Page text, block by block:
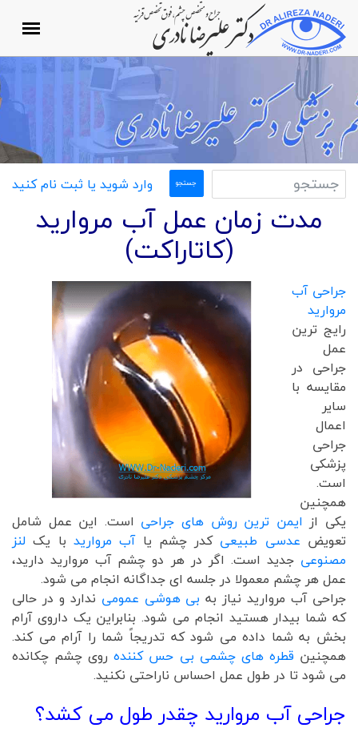
وارد شوید یا ثبت نام کنید
مدت زمان عمل آب مروارید
(کاتاراکت)
جراحی آب
مروارید
رایج ترین
عمل
جراحی در
مقایسه با
سایر
اعمال
جراحی
پزشکی
است.
همچنین
یکی از ایمن ترین روش های جراحی است. این عمل شامل
تعویض عدسی طبیعی کدر چشم یاآب مروارید با یکلنز
مصنوعی جدید است. اگر در هر دو چشم آب مروارید دارید،
عمل هر چشم معمولا در جلسه ای جداگانه انجام می شود.
جراحی آب مروارید نیاز به بی هوشی عمومی ندارد و در حالی
که شما بیدار هستید انجام می شود. بنابراین یک داروی آرام
بخش به شما داده می شود که تدریجاً شما را آرام می کند.
همچنین قطره های چشمی بی حس کنندهروی چشم چکانده
می شود تا در طول عمل احساس ناراحتی نکنید.
جراحی آب مروارید چقدر طول می کشد؟